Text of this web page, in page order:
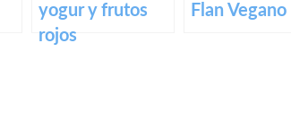
yogur y frutos
rojos
Flan Vegano